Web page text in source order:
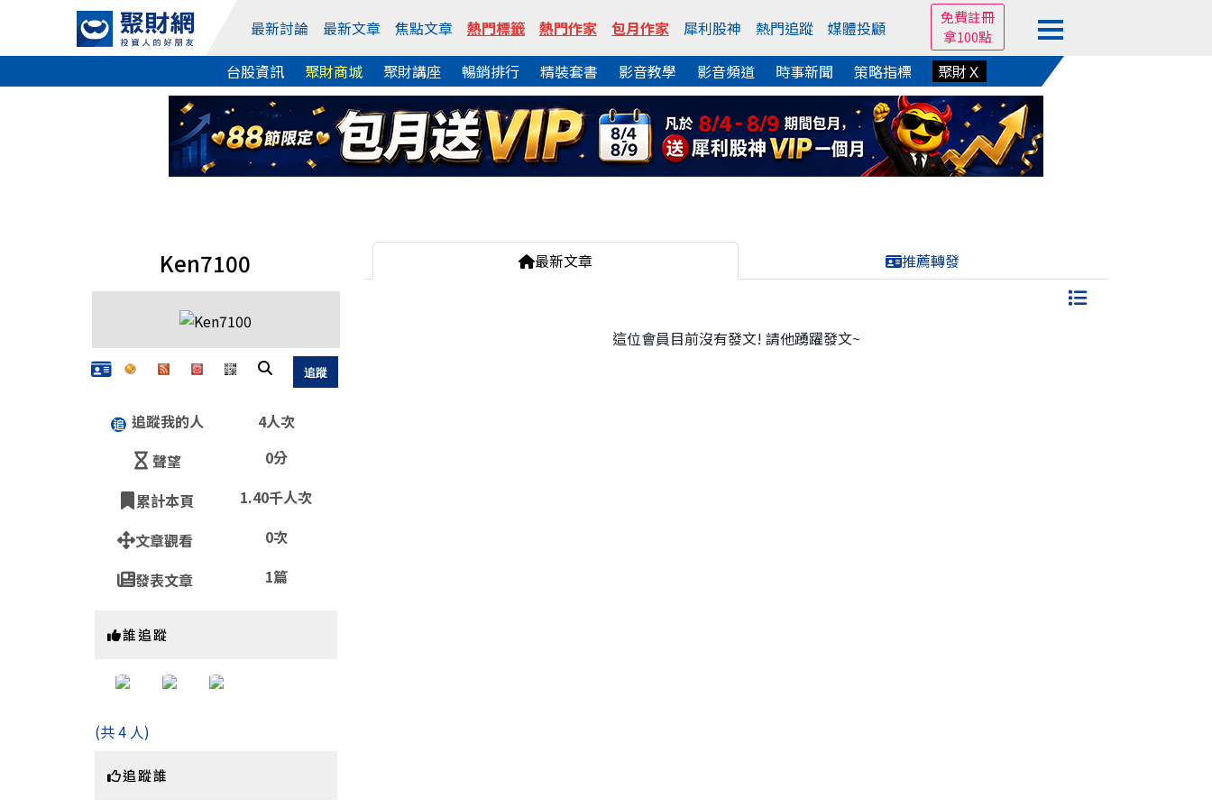
最新討論 最新文章 焦點文章 熱門標籤 熱門作家 包月作家 犀利股神 熱門追蹤 媒體投顧
免費註冊
拿100點
台股資訊 聚財商城 聚財講座 暢銷排行 精裝套書 影音教學 影音頻道 時事新聞 策略指標 聚財Ｘ
Ken7100
追蹤我的人
4人次
聲望
0分
累計本頁
1.40千人次
文章觀看
0次
發表文章
1篇
誰追蹤
(共 4 人)
追蹤誰
最新文章 推薦轉發
這位會員目前沒有發文! 請他踴躍發文~